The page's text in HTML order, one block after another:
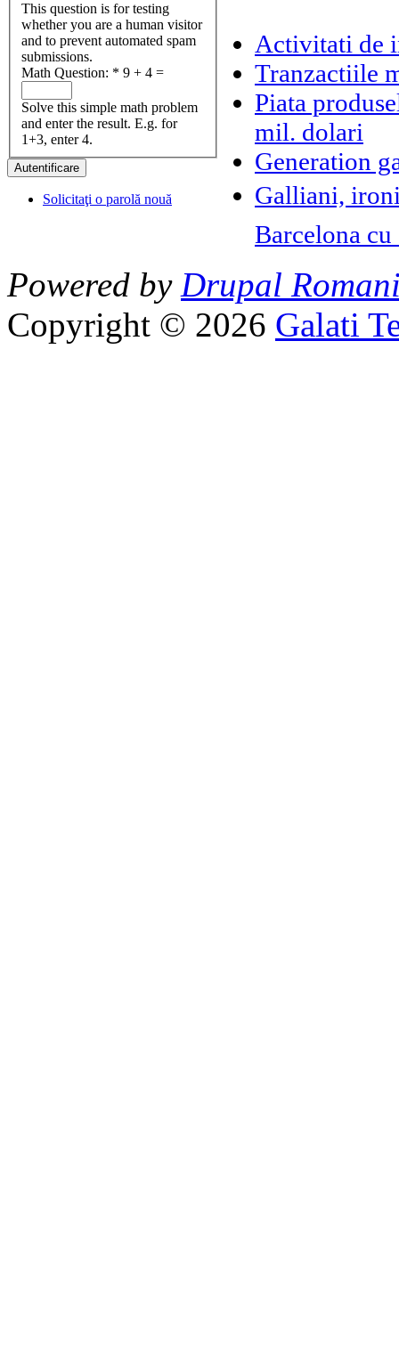
This question is for testing
whether you are a human visitor
and to prevent automated spam
submissions.
Math Question: * 9 + 4 =
Solve this simple math problem
and enter the result. E.g. for
1+3, enter 4.
Solicitaţi o parolă nouă
Activitati de
Tranzactiile
Piata
mil. dolari
Generation
Galliani,
Barcelona
Powered by Drupal
Copyright © 2026 Galati